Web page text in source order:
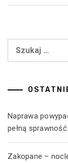
Szukaj:
Naprawa
pełną
Zakopane –